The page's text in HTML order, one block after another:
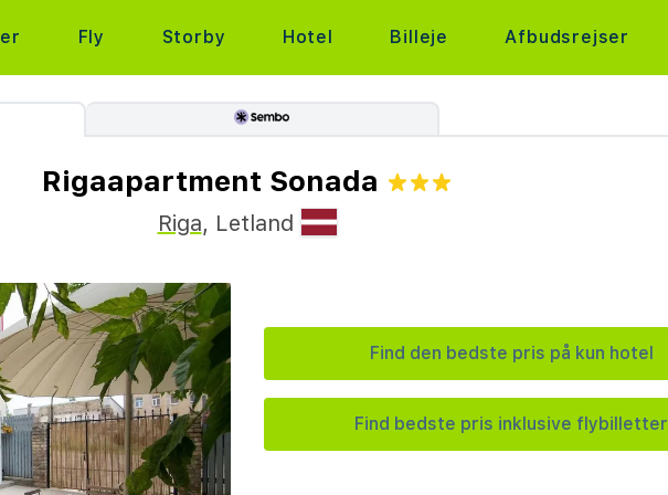
Fly Storby Hotel Billeje Afbudsrejser
Rigaapartment Sonada
Riga, Letland
Find den bedste pris på kun hotel
Find bedste pris inklusive flybilletter